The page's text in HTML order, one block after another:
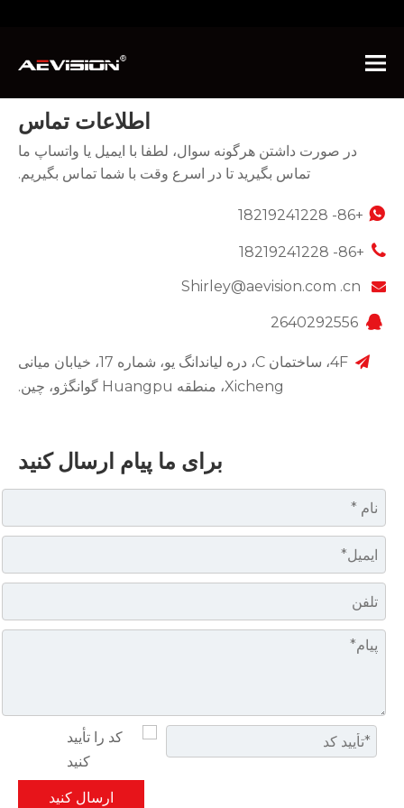
اطلاعات تماس
در صورت داشتن هرگونه سوال، لطفا با ایمیل یا واتساپ ما
تماس بگیرید تا در اسرع وقت با شما تماس بگیریم.

+86- 18219241228

+86- 18219241228

Shirley@aevision.com .cn

2640292556

4F، ساختمان C، دره لیاندانگ یو، شماره 17، خیابان میانی
Xicheng، منطقه Huangpu گوانگژو، چین.
برای ما پیام ارسال کنید
ارسال کنید